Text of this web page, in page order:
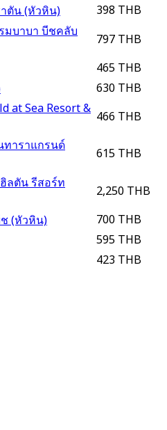
ตัน (หัวหิน)
398 THB
มบาบา บีชคลับ
797 THB
465 THB
630 THB
at Sea Resort & 466 THB
าราแกรนด์
615 THB
ลตัน รีสอร์ท
2,250 THB
(หัวหิน)
700 THB
595 THB
423 THB